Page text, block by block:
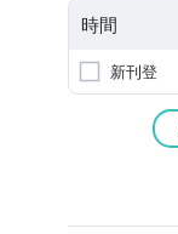
時間
新刊登